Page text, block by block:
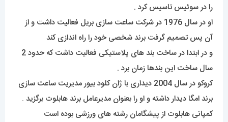
را در سوئیس تاسیس کرد .
او در سال 1976 در شرکت ساعت سازی بریل فعالیت داشت و از
آن پس تصمیم گرفت برند شخصی خود را راه اندازی کند
و در ابتدا در ساخت بند های پلاستیکی فعالیت داشت که حدود 2
سال ساخت این بندها زمان برد .
کروکو در سال 2004 دیداری با ژان کلود بیور مدیریت ساعت سازی
برند امگا دیدار داشته و او را بعنوان مدیرعامل برند هابلوت برگزید .
کمپانی هابلوت از پیشگامان رشته های ورزشی بوده است